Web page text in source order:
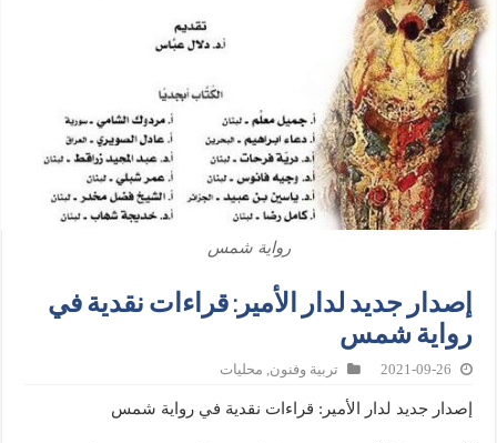
رواية شمس
إصدار جديد لدار الأمير: قراءات نقدية في
رواية شمس
2021-09-26 تربية وفنون, محليات
إصدار جديد لدار الأمير: قراءات نقدية في رواية شمس